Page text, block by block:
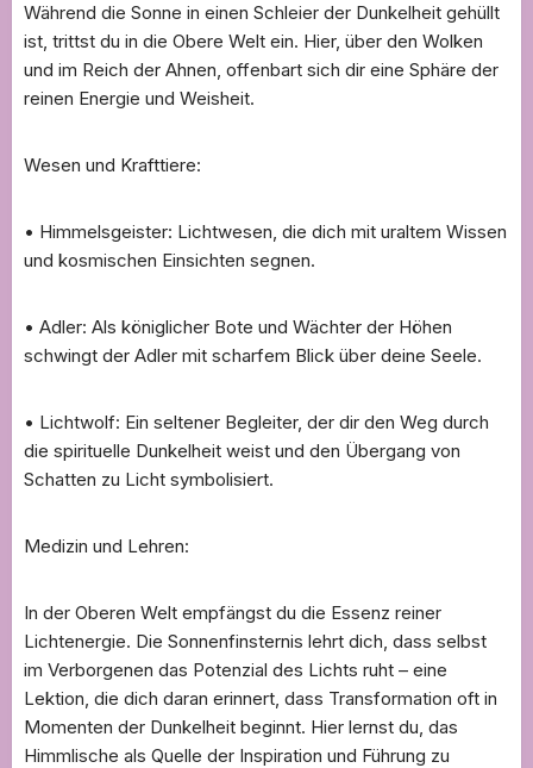
Während die Sonne in einen Schleier der Dunkelheit gehüllt
ist, trittst du in die Obere Welt ein. Hier, über den Wolken
und im Reich der Ahnen, offenbart sich dir eine Sphäre der
reinen Energie und Weisheit.
Wesen und Krafttiere:
• Himmelsgeister: Lichtwesen, die dich mit uraltem Wissen
und kosmischen Einsichten segnen.
• Adler: Als königlicher Bote und Wächter der Höhen
schwingt der Adler mit scharfem Blick über deine Seele.
• Lichtwolf: Ein seltener Begleiter, der dir den Weg durch
die spirituelle Dunkelheit weist und den Übergang von
Schatten zu Licht symbolisiert.
Medizin und Lehren:
In der Oberen Welt empfängst du die Essenz reiner
Lichtenergie. Die Sonnenfinsternis lehrt dich, dass selbst
im Verborgenen das Potenzial des Lichts ruht – eine
Lektion, die dich daran erinnert, dass Transformation oft in
Momenten der Dunkelheit beginnt. Hier lernst du, das
Himmlische als Quelle der Inspiration und Führung zu